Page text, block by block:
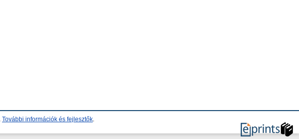
További információk és fejlesztők